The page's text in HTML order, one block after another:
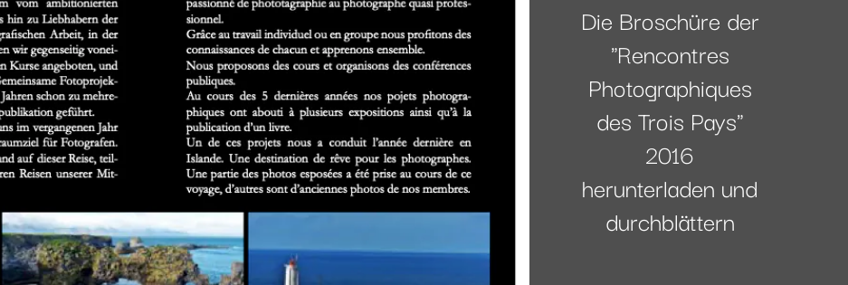
Die Broschüre der
"Rencontres
Photographiques
des Trois Pays"
2016
herunterladen und
durchblättern